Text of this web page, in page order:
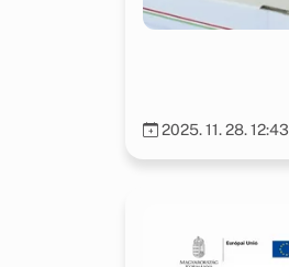
2025. 11. 28. 12:43